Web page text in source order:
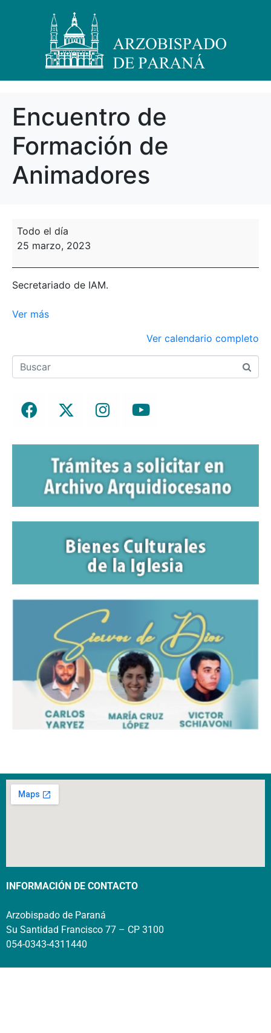
Encuentro de
Formación de
Animadores
Todo el día
25 marzo, 2023
Secretariado de IAM.
Ver más
Ver calendario completo
INFORMACIÓN DE CONTACTO
Arzobispado de Paraná
Su Santidad Francisco 77 – CP 3100
054-0343-4311440